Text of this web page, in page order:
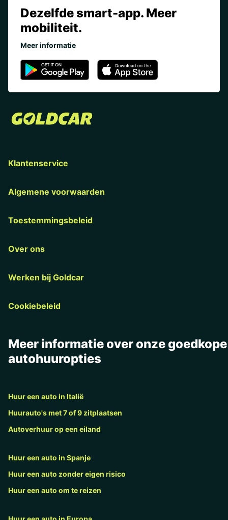
Dezelfde smart-app. Meer
mobiliteit.
Meer informatie
Klantenservice
Algemene voorwaarden
Toestemmingsbeleid
Over ons
Werken bij Goldcar
Cookiebeleid
Meer informatie over onze goedkope
autohuuropties
Huur een auto in Italië
Huurauto's met 7 of 9 zitplaatsen
Autoverhuur op een eiland
Huur een auto in Spanje
Huur een auto zonder eigen risico
Huur een auto om te reizen